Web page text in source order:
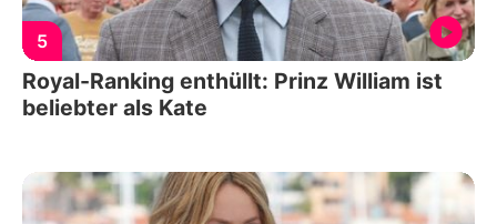
5
Royal-Ranking enthüllt: Prinz William ist
beliebter als Kate